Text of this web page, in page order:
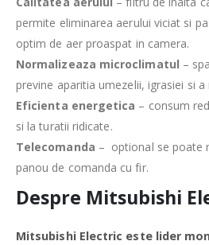
permite eliminarea aerului viciat si
optim de aer proaspat in camera.
Normalizeaza microclimatul –
previne aparitia umezelii, igrasiei si a
Eficienta energetica – consum
si la turatii ridicate.
Telecomanda – optional se poate
panou de comanda cu fir.
Despre Mitsubishi
Mitsubishi Electric este lider